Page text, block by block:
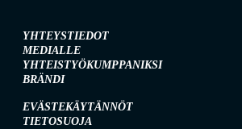
YHTEYSTIEDOT
MEDIALLE
YHTEISTYÖKUMPPANIKSI
BRÄNDI
EVÄSTEKÄYTÄNNÖT
TIETOSUOJA